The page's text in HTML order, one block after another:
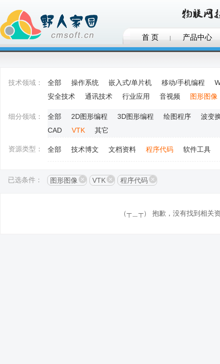
首 页 产品中心
技术领域： 全部 操作系统 嵌入式/单片机 移动/手机编程
安全技术
通讯技术 行业应用 音视频 图形图像
细分领域： 全部 2D图形编程 3D图形编程 绘图程序
波变
CAD
VTK 其它
资源类型： 全部 技术博文 文档资料 程序代码 软件工具
已选条件： 图形图像 VTK 程序代码
（┬＿┬） 抱歉，没有找到相关